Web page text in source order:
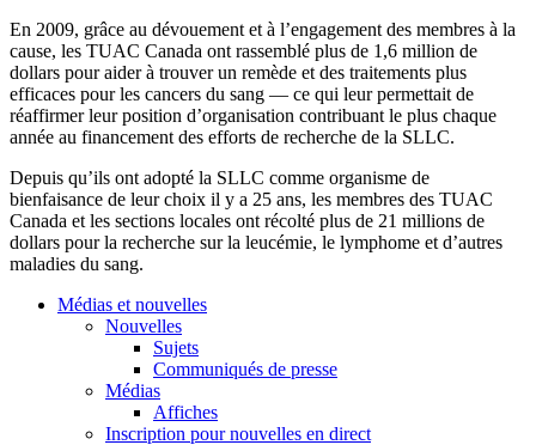
En 2009, grâce au dévouement et à l’engagement des membres à la
cause, les TUAC Canada ont rassemblé plus de 1,6 million de
dollars pour aider à trouver un remède et des traitements plus
efficaces pour les cancers du sang — ce qui leur permettait de
réaffirmer leur position d’organisation contribuant le plus chaque
année au financement des efforts de recherche de la SLLC.
Depuis qu’ils ont adopté la SLLC comme organisme de
bienfaisance de leur choix il y a 25 ans, les membres des TUAC
Canada et les sections locales ont récolté plus de 21 millions de
dollars pour la recherche sur la leucémie, le lymphome et d’autres
maladies du sang.
Médias et nouvelles
Nouvelles
Sujets
Communiqués de presse
Médias
Affiches
Inscription pour nouvelles en direct